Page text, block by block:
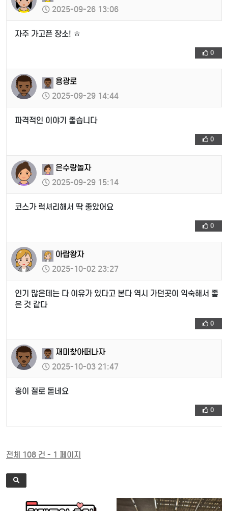
2025-09-26 13:06
자주 가고픈 장소! ㅎ
0
용광로
2025-09-29 14:44
파격적인 이야기 좋습니다
0
은수랑놀자
2025-09-29 15:14
코스가 럭셔리해서 딱 좋았어요
0
아랍왕자
2025-10-02 23:27
인기 많은데는 다 이유가 있다고 본다 역시 가던곳이 익숙해서 좋
은 것 같다
0
재미찾아떠나자
2025-10-03 21:47
흥이 절로 돋네요
0
전체 108 건 - 1 페이지